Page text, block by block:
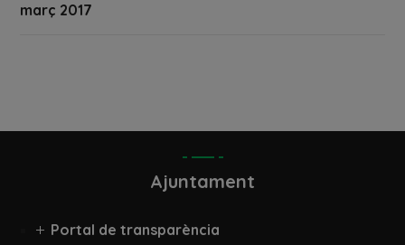
març 2017
Ajuntament
Portal de transparència